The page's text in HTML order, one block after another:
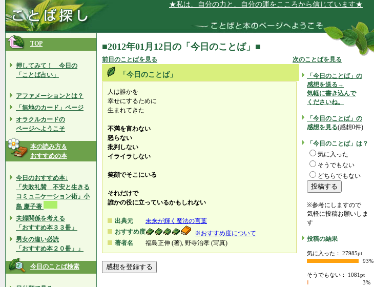
★私は、自分の力と、自分の運をこころから信じています★
TOP
押してみて！ 今日の
「ことば占い」
アファメーションとは？
「無地のカード」ページ
オラクルカードの
ページへようこそ
本の読み方＆
おすすめの本
今日のおすすめ本↓
「失敗礼賛 不安と生きる
コミュニケーション術」小
島 慶子著
夫婦関係を考える
「おすすめ本３３冊」
男女の違い必読
「おすすめ本２０冊」」
今日のことば検索
■2012年01月12日の「今日のことば」■
前日のことばを見る 次のことばを見る
「今日のことば」
人は誰かを
幸せにするために
生まれてきた
不満を言わない
怒らない
批判しない
イライラしない
笑顔でそこにいる
それだけで
誰かの役に立っているかもしれない
出典元
未来が輝く魔法の言葉
おすすめ度
※おすすめ度について
著者名
福島正伸 (著), 野寺治孝 (写真)
「今日のことば」の
感想を送る→
気軽に書き込んで
くださいね。
「今日のことば」の
感想を見る(感想0件)
「今日のことば」は？
気に入った
そうでもない
どちらでもない
※参考にしますので
気軽に投稿お願いしま
す
投稿の結果
気に入った： 27985pt
93%
そうでもない： 1081pt
3%